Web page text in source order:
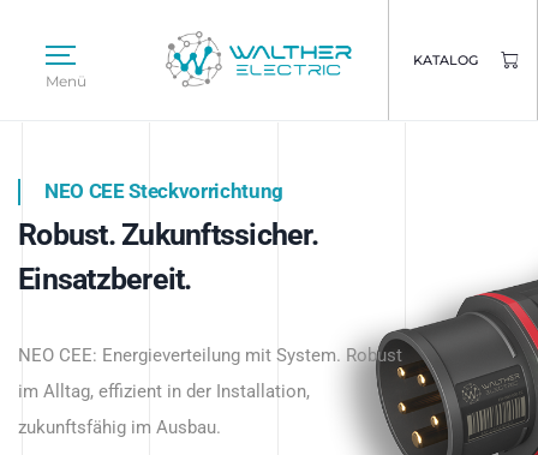
Menü
KATALOG
Intelligente Stromverteilung
beginnt hier.
NEO CEE Steckvorrichtung
Robust. Zukunftssicher.
Einsatzbereit.
NEO CEE: Energieverteilung mit System. Robust
im Alltag, effizient in der Installation,
zukunftsfähig im Ausbau.
Intelligenz trifft Energie.
Anwendungen – robust, IP-geschützt und
zukunftsfähig.